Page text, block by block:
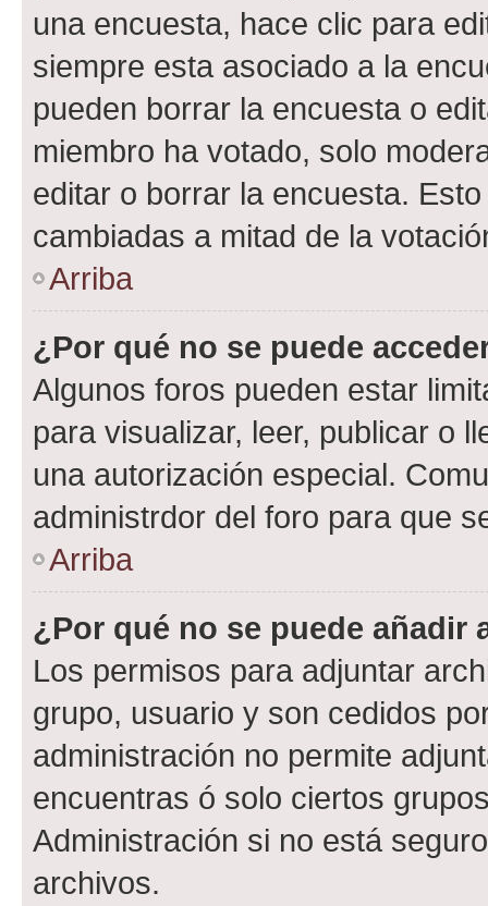
una encuesta, hace clic para
siempre esta asociado a la
pueden borrar la encuesta o
miembro ha votado, solo
editar o borrar la encuesta.
cambiadas a mitad de la
Arriba
¿Por qué no se puede
Algunos foros pueden estar
para visualizar, leer, publicar o
una autorización especial.
administrdor del foro para que
Arriba
¿Por qué no se puede añadir
Los permisos para adjuntar
grupo, usuario y son cedidos
administración no permite
encuentras ó solo ciertos
Administración si no está
archivos.